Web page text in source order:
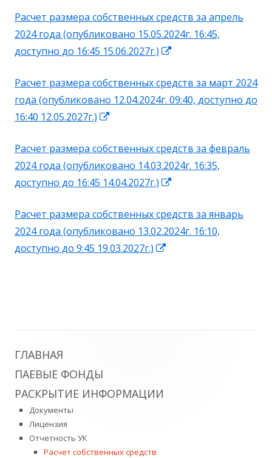
новом
окне
Расчет размера собственных средств за апрель
2024 года (опубликовано 15.05.2024г. 16:45,
доступно до 16:45 15.06.2027г.)
новом
окне
Расчет размера собственных средств за март 2024
года (опубликовано 12.04.2024г. 09:40, доступно до
16:40 12.05.2027г.)
новом
окне
Расчет размера собственных средств за февраль
2024 года (опубликовано 14.03.2024г. 16:35,
доступно до 16:45 14.04.2027г.)
новом
окне
Расчет размера собственных средств за январь
2024 года (опубликовано 13.02.2024г. 16:10,
доступно до 9:45 19.03.2027г.)
Главная
боковая
колонка
ГЛАВНАЯ
ПАЕВЫЕ ФОНДЫ
РАСКРЫТИЕ ИНФОРМАЦИИ
Документы
Лицензия
Отчетность УК
Расчет собственных средств